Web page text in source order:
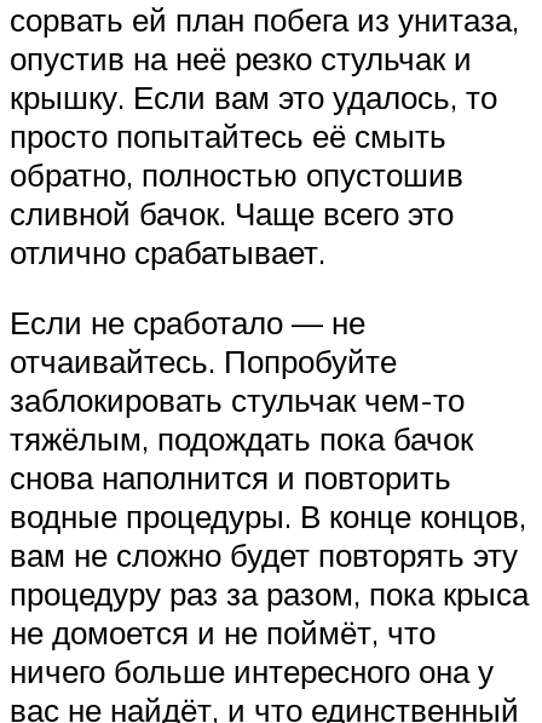
сорвать ей план побега из унитаза,
опустив на неё резко стульчак и
крышку. Если вам это удалось, то
просто попытайтесь её смыть
обратно, полностью опустошив
сливной бачок. Чаще всего это
отлично срабатывает.
Если не сработало — не
отчаивайтесь. Попробуйте
заблокировать стульчак чем-то
тяжёлым, подождать пока бачок
снова наполнится и повторить
водные процедуры. В конце концов,
вам не сложно будет повторять эту
процедуру раз за разом, пока крыса
не домоется и не поймёт, что
ничего больше интересного она у
вас не найдёт, и что единственный